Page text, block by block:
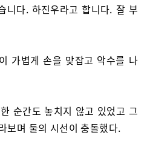
니다. 하진우라고 합니다. 잘 부
가볍게 손을 맞잡고 악수를 나
순간도 놓치지 않고 있었고 그
보며 둘의 시선이 충돌했다.